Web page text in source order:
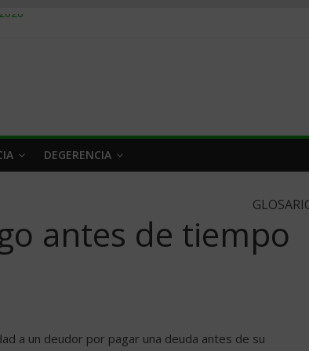
DEGERENCIA
antes de tiempo
a un deudor por pagar una deuda antes de su